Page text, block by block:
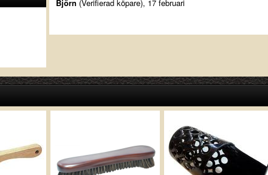
Björn (Verifierad köpare), 17 februari